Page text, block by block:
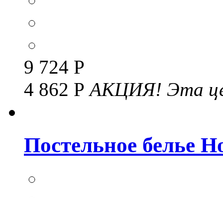
9 724 Р
4 862 РАКЦИЯ! Эта
Постельное белье